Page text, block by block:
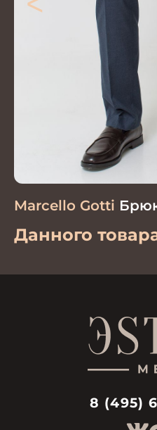
Marcello Gotti
Данного
8 (495)